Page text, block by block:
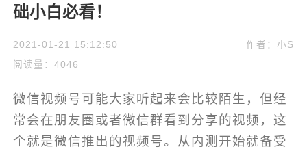
础小白必看！
2021-01-21 15:12:50
阅读量：4046
作者：小S
微信视频号可能大家听起来会比较陌生，但经
常会在朋友圈或者微信群看到分享的视频，这
个就是微信推出的视频号。从内测开始就备受